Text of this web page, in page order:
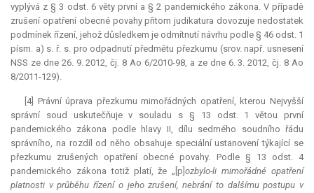
vyplývá z § 3 odst. 6 věty první a § 2 pandemického zákona. V případě
zrušení opatření obecné povahy přitomjudikatura dovozuje nedostatek
podmínek řízení, jehož důsledkem je odmítnutí návrhu podle § 46 odst. 1
písm. a) s. ř. s. pro odpadnutí předmětu přezkumu (srov. např. usnesení
NSS ze dne 26. 9. 2012, čj. 8 Ao 6/2010-98, a ze dne 6. 3. 2012, čj. 8 Ao
8/2011-129).
[4] Právní úprava přezkumu mimořádných opatření, kterou Nejvyšší
správní soud uskutečňuje v souladu s § 13 odst. 1 větou první
pandemického zákona podle hlavy II, dílu sedmého soudního řádu
správního, na rozdíl od něho obsahuje speciální ustanovení týkající se
přezkumu zrušených opatření obecné povahy. Podle § 13 odst. 4
pandemického zákona totiž platí, že „[p]ozbylo-li mimořádné opatření
platnosti v průběhu řízení o jeho zrušení, nebrání to dalšímu postupu v